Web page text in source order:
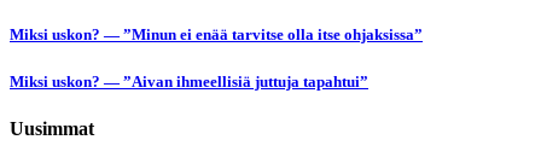
Miksi uskon? — ”Minun ei enää tarvitse olla itse ohjaksissa”
Miksi uskon? — ”Aivan ihmeellisiä juttuja tapahtui”
Uusimmat